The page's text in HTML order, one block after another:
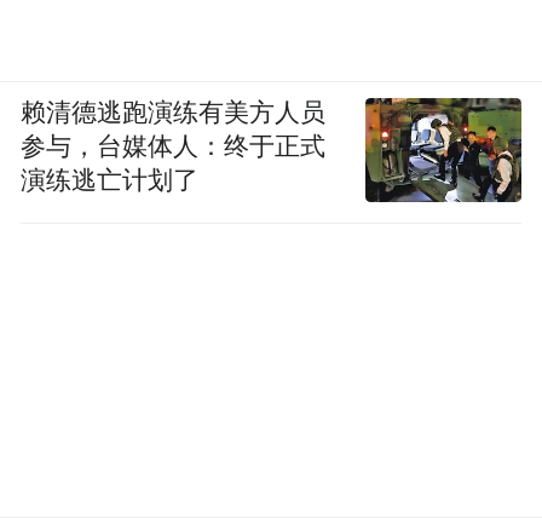
赖清德逃跑演练有美方人员
参与，台媒体人：终于正式
演练逃亡计划了